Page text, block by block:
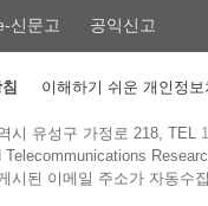
신문고 공익신고
이해하기 쉬운 개인정보
시 유성구 가정로 218, TEL
Telecommunications
시된 이메일 주소가 자동수